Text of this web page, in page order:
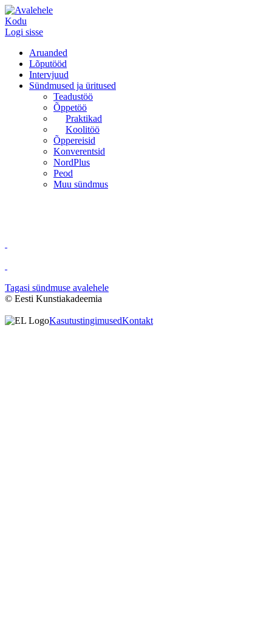
Kodu
Logi sisse
Aruanded
Lõputööd
Intervjuud
Sündmused ja üritused
Teadustöö
Õppetöö
Praktikad
Koolitöö
Õppereisid
Konverentsid
NordPlus
Peod
Muu sündmus
Tagasi sündmuse avalehele
© Eesti Kunstiakadeemia
KasutustingimusedKontakt